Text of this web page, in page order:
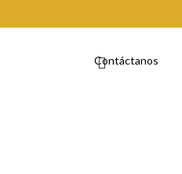
al
Contáctanos